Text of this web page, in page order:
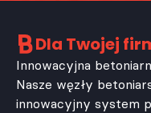
Dla Twojej
Innowacyjna
Nasze węzły
innowacyjny system